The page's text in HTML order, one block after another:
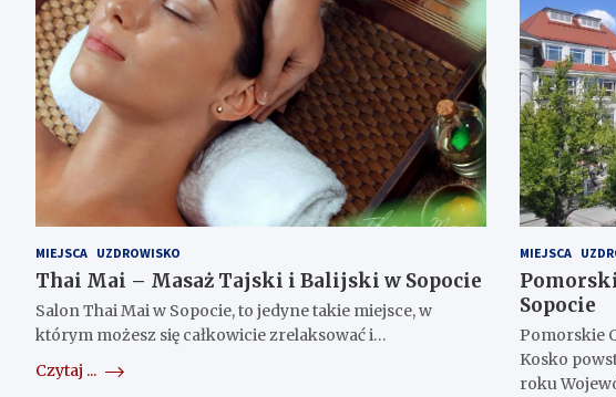
MIEJSCA UZDROWISKO
Thai Mai – Masaż Tajski i Balijski w Sopocie
Salon Thai Mai w Sopocie, to jedyne takie miejsce, w
którym możesz się całkowicie zrelaksować i…
Czytaj ...
MIEJSCA
Sopocie
Pomorskie
Kosko
roku